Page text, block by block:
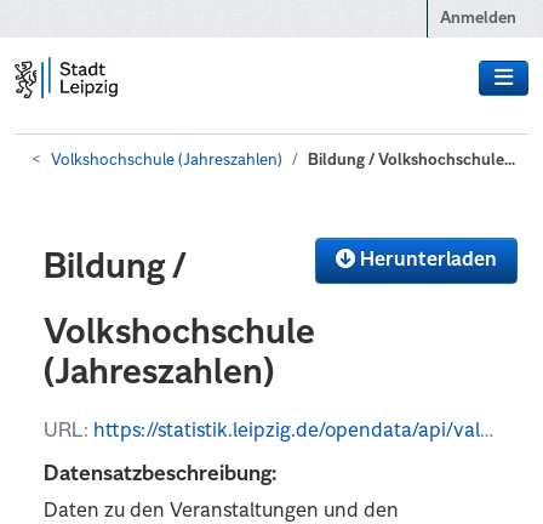
Anmelden
Volkshochschule (Jahreszahlen) Bildung / Volkshochschule...
Herunterladen
Bildung /
Volkshochschule
(Jahreszahlen)
URL: https://statistik.leipzig.de/opendata/api/values?kategorie_nr=5&rubrik_nr=5&periode=y&format=csv
Datensatzbeschreibung:
Daten zu den Veranstaltungen und den